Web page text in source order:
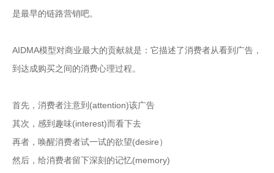
是最早的链路营销吧。
AIDMA模型对商业最大的贡献就是：它描述了消费者从看到广告，
到达成购买之间的消费心理过程。
首先，消费者注意到(attention)该广告
其次，感到趣味(interest)而看下去
再者，唤醒消费者试一试的欲望(desire）
然后，给消费者留下深刻的记忆(memory)